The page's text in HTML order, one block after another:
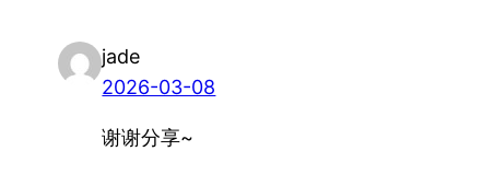
jade
2026-03-08
谢谢分享~